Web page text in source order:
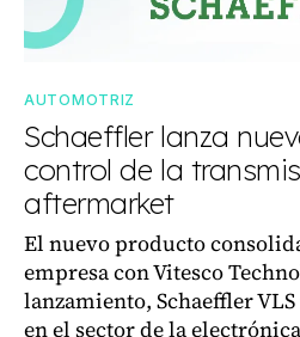
AUTOMOTRIZ
Schaeffler lanza
control de la
aftermarket
El nuevo producto
empresa con Vitesco
lanzamiento, Schaeffler
en el sector de la